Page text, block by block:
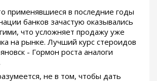
применявшиеся в последние годы
банков зачастую оказывались
что усложняет продажу уже
на рынке. Лучший курс стероидов
- Гормон роста аналоги
не в том, чтобы дать